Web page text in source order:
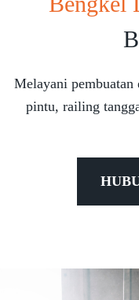
Melayani pembuatan
pintu, railing